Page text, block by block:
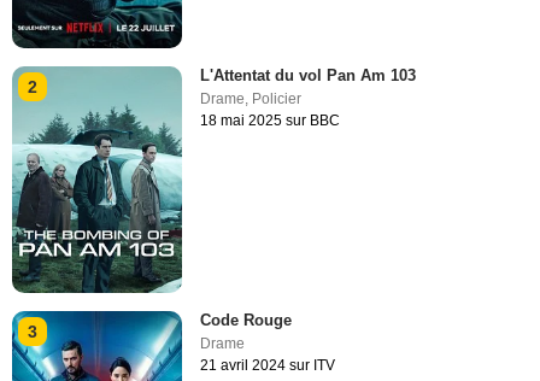
2
L'Attentat du vol Pan Am 103
Drame, Policier
18 mai 2025 sur BBC
3
Code Rouge
Drame
21 avril 2024 sur ITV